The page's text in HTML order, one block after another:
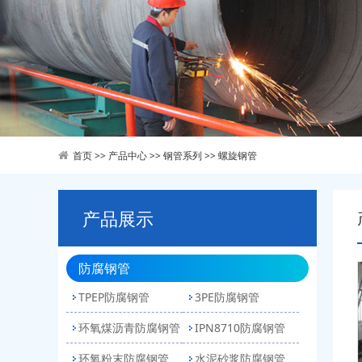
首页>> 产品中心>> 钢管系列>> 螺旋钢管
产品展示
防腐钢管
TPEP防腐钢管
3PE防腐钢管
环氧煤沥青防腐钢管
IPN8710防腐钢管
环氧粉末防腐钢管
水泥砂浆防腐钢管